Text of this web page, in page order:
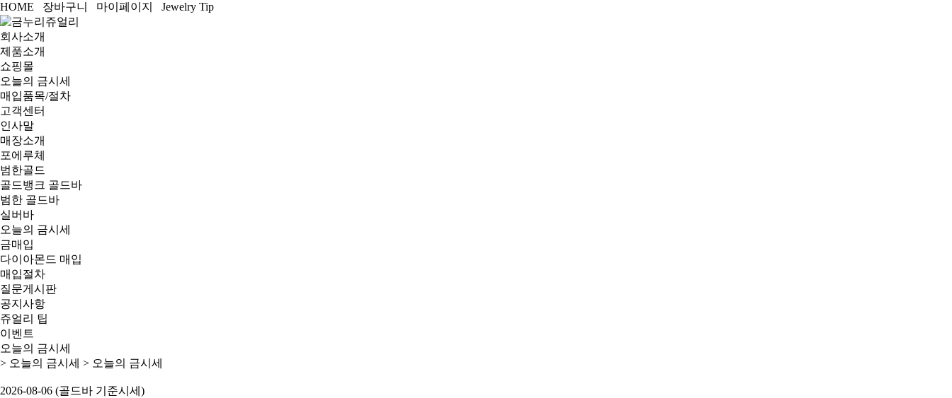
HOME 장바구니 마이페이지 Jewelry Tip
회사소개
제품소개
쇼핑몰
오늘의 금시세
매입품목/절차
고객센터
인사말
매장소개
포에루체
범한골드
골드뱅크 골드바
범한 골드바
실버바
오늘의 금시세
금매입
다이아몬드 매입
매입절차
질문게시판
공지사항
쥬얼리 팁
이벤트
오늘의 금시세
> 오늘의 금시세 > 오늘의 금시세
2026-08-06 (골드바 기준시세)